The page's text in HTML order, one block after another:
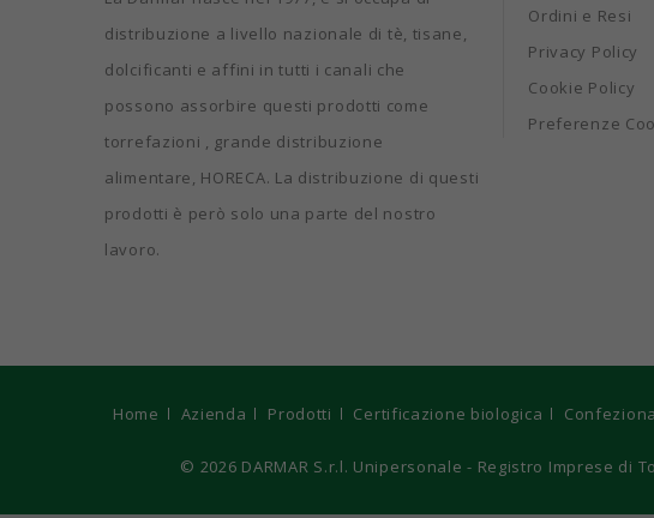
distribuzione a livello nazionale di tè, tisane,
dolcificanti e affini in tutti i canali che
possono assorbire questi prodotti come
torrefazioni , grande distribuzione
alimentare, HORECA. La distribuzione di questi
prodotti è però solo una parte del nostro
lavoro.
Ordini e Resi
Privacy Policy
Cookie Policy
Preferenze
Home Azienda Prodotti Certificazione biologica
© 2026 DARMAR S.r.l. Unipersonale - Registro Imprese di